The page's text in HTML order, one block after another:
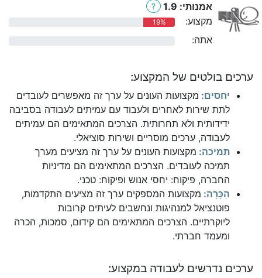
אמנותי: 1.9 ?
מקצוע: 19%
אתה:
ערכים בולטים של המקצוע:
יחסים: מקצועות העונים על ערך זה מאפשרים לעובדים
לתת שירות לאחרים ולעבוד עם עמיתים לעבודה בסביבה
ידידותית ולא תחרותית. הצרכים המתאימים הם עמיתים
לעבודה, ערכים מוסריים ושירות סוציאלי.
תמיכה: מקצועות העונים על ערך זה מציעים מערך
תמיכה לעובדים. הצרכים המתאימים הם מדיניות
החברה, פיקוח: יחסי אנוש ופיקוח: טכני.
הַכָּרָה: מקצועות המספקים ערך זה מציעים התקדמות,
פוטנציאל למנהיגות ונחשבים לעיתים קרובות
ליוקרתיים. הצרכים המתאימים הם קידום, סמכות, הכרה
ומעמד חברתי.
ערכים נדרשים לעבודה במקצוע: